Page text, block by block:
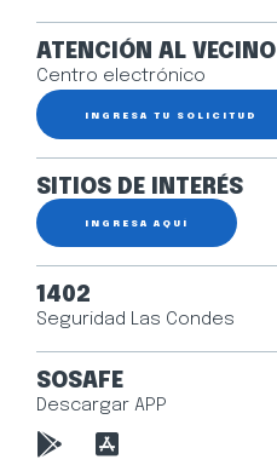
ATENCIÓN AL VECINO
Centro electrónico
INGRESA TU SOLICITUD
SITIOS DE INTERÉS
INGRESA AQUÍ
1402
Seguridad Las Condes
SOSAFE
Descargar APP